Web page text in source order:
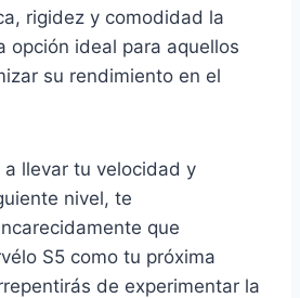
rigidez y comodidad la
opción ideal para aquellos
su rendimiento en el
llevar tu velocidad y
nivel, te
que
S5 como tu próxima
de experimentar la